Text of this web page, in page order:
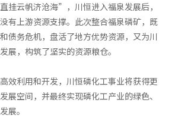
挂云帆济沧海”，川恒进入福泉发展后，
有上游资源支撑。此次整合福泉磷矿，既
债务危机，盘活了地方优势资源，又为川
展，构筑了坚实的资源粮仓。
效利用和开发，川恒磷化工事业将获得更
展空间，并最终实现磷化工产业的绿色、
展。